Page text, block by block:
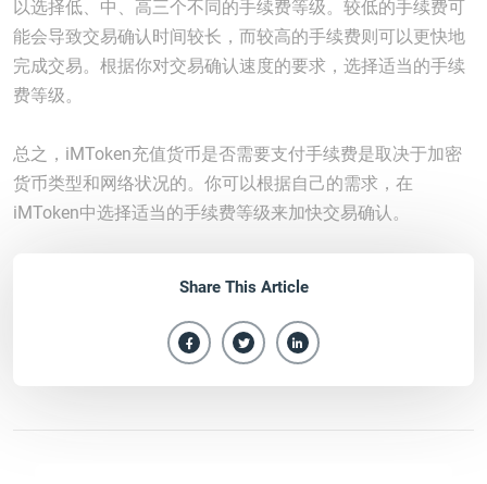
以选择低、中、高三个不同的手续费等级。较低的手续费可
能会导致交易确认时间较长，而较高的手续费则可以更快地
完成交易。根据你对交易确认速度的要求，选择适当的手续
费等级。
总之，iMToken充值货币是否需要支付手续费是取决于加密
货币类型和网络状况的。你可以根据自己的需求，在
iMToken中选择适当的手续费等级来加快交易确认。
Share This Article